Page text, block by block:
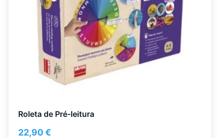
Roleta de Pré-leitura
22,90€